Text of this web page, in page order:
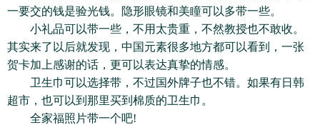
一要交的钱是验光钱。隐形眼镜和美瞳可以多带一些。
小礼品可以带一些，不用太贵重，不然教授也不敢收。
其实来了以后就发现，中国元素很多地方都可以看到，一张
贺卡加上感谢的话，更可以表达真挚的情感。
卫生巾可以选择带，不过国外牌子也不错。如果有日韩
超市，也可以到那里买到棉质的卫生巾。
全家福照片带一个吧!